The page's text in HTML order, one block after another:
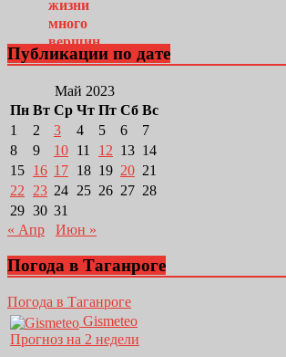
Публикации по дате
Май 2023
Пн Вт Ср Чт Пт Сб Вс
1
2 3 4 5 6
7
8
9 10 11 12 13 14
15 16 17 18 19 20 21
22
23 24 25 26 27 28
29 30 31
« Апр
Июн »
Погода в Таганроге
Погода в Таганроге
Gismeteo
Прогноз на 2 недели